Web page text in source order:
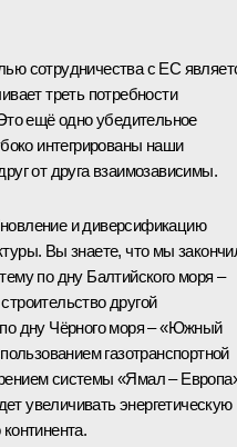
сотрудничества с ЕС
треть потребности
ещё одно убедительное
интегрированы наши
от друга взаимозависимы.
и диверсификацию
Вы знаете, что мы
по дну Балтийского моря –
другой
по дну Чёрного моря – «Южный
газотранспортной
системы «Ямал –
увеличивать энергетическую